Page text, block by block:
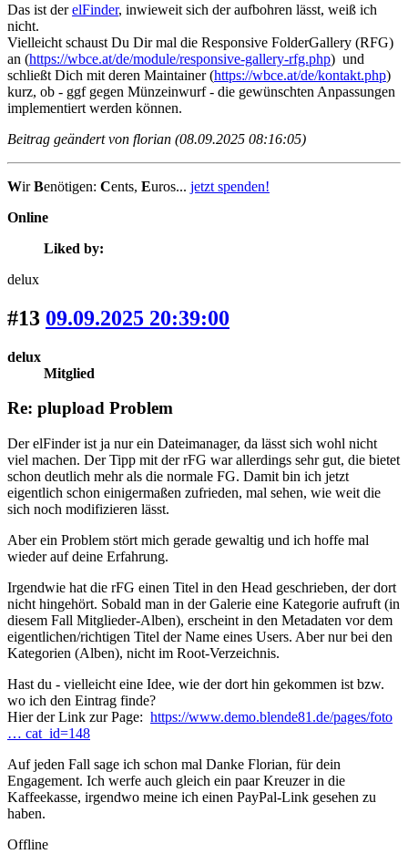
Das ist derelFinder, inwieweit sich der aufbohren lässt, weiß ich
nicht.
Vielleicht schaust Du Dir mal die Responsive FolderGallery (RFG)
an (https://wbce.at/de/module/responsive-gallery-rfg.php) und
schließt Dich mit deren Maintainer (https://wbce.at/de/kontakt.php)
kurz, ob - ggf gegen Münzeinwurf - die gewünschten Anpassungen
implementiert werden können.
Beitrag geändert von florian (08.09.2025 08:16:05)
WirBenötigen: Cents, Euros... jetzt spenden!
Online
Liked by:
delux
#13 09.09.2025 20:39:00
delux
Mitglied
Re: plupload Problem
Der elFinder ist ja nur ein Dateimanager, da lässt sich wohl nicht
viel machen. Der Tipp mit der rFG war allerdings sehr gut, die bietet
schon deutlich mehr als die normale FG. Damit bin ich jetzt
eigentlich schon einigermaßen zufrieden, mal sehen, wie weit die
sich noch modifizieren lässt.
Aber ein Problem stört mich gerade gewaltig und ich hoffe mal
wieder auf deine Erfahrung.
Irgendwie hat die rFG einen Titel in den Head geschrieben, der dort
nicht hingehört. Sobald man in der Galerie eine Kategorie aufruft (in
diesem Fall Mitglieder-Alben), erscheint in den Metadaten vor dem
eigentlichen/richtigen Titel der Name eines Users. Aber nur bei den
Kategorien (Alben), nicht im Root-Verzeichnis.
Hast du - vielleicht eine Idee, wie der dort hin gekommen ist bzw.
wo ich den Eintrag finde?
Hier der Link zur Page: https://www.demo.blende81.de/pages/foto
… cat_id=148
Auf jeden Fall sage ich schon mal Danke Florian, für dein
Engagement. Ich werfe auch gleich ein paar Kreuzer in die
Kaffeekasse, irgendwo meine ich einen PayPal-Link gesehen zu
haben.
Offline